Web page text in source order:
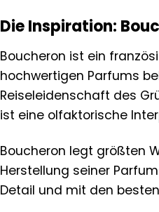
Die Inspiration:
Boucheron ist ein
hochwertigen Parfums
Reiseleidenschaft des
ist eine olfaktorische
Boucheron legt größten
Herstellung seiner
Detail und mit den